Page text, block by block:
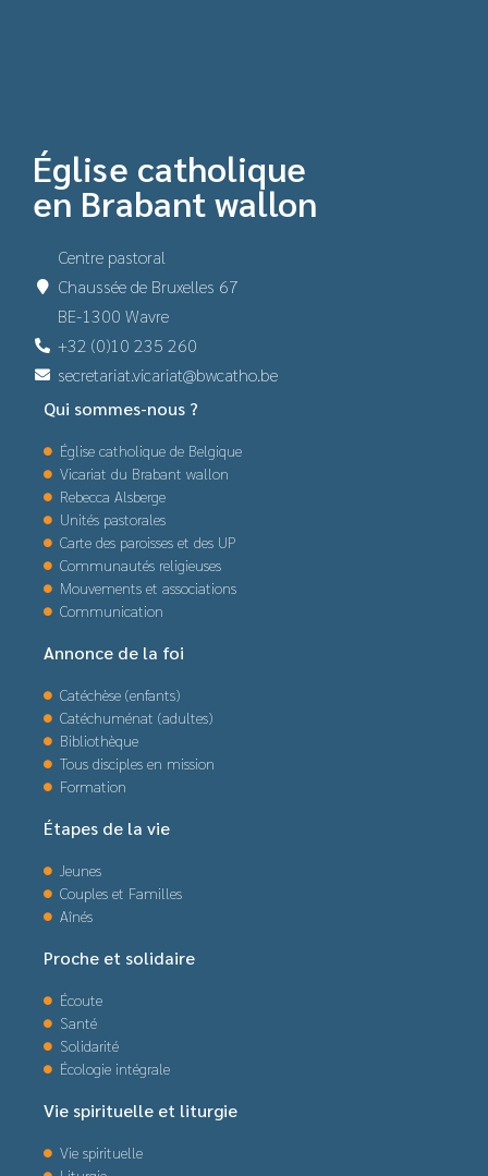
Église catholique
en Brabant wallon
Centre pastoral
Chaussée de Bruxelles 67
BE-1300 Wavre
+32 (0)10 235 260
secretariat.vicariat@bwcatho.be
Qui sommes-nous ?
Église catholique de Belgique
Vicariat du Brabant wallon
Rebecca Alsberge
Unités pastorales
Carte des paroisses et des UP
Communautés religieuses
Mouvements et associations
Communication
Annonce de la foi
Catéchèse (enfants)
Catéchuménat (adultes)
Bibliothèque
Tous disciples en mission
Formation
Étapes de la vie
Jeunes
Couples et Familles
Aînés
Proche et solidaire
Écoute
Santé
Solidarité
Écologie intégrale
Vie spirituelle et liturgie
Vie spirituelle